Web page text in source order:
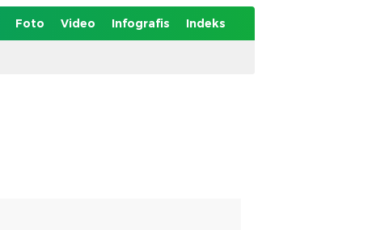
Foto Video Infografis Indeks